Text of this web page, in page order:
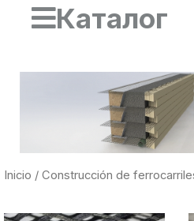
Каталог
Inicio / Construcción de